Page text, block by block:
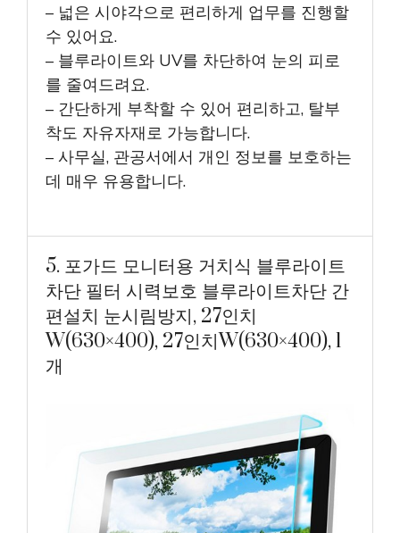
– 넓은 시야각으로 편리하게 업무를 진행할
수 있어요.
– 블루라이트와 UV를 차단하여 눈의 피로
를 줄여드려요.
– 간단하게 부착할 수 있어 편리하고, 탈부
착도 자유자재로 가능합니다.
– 사무실, 관공서에서 개인 정보를 보호하는
데 매우 유용합니다.
5. 포가드 모니터용 거치식 블루라이트
차단 필터 시력보호 블루라이트차단 간
편설치 눈시림방지, 27인치
W(630×400), 27인치W(630×400), 1
개